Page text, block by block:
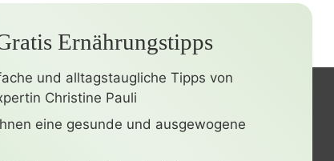
Ernährungstipps
und alltagstaugliche Tipps von
Christine Pauli
eine gesunde und ausgewogene